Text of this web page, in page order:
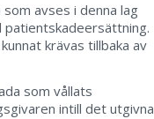
avses i denna lag
krävas tillbaka av
som vållats
intill det utgivna